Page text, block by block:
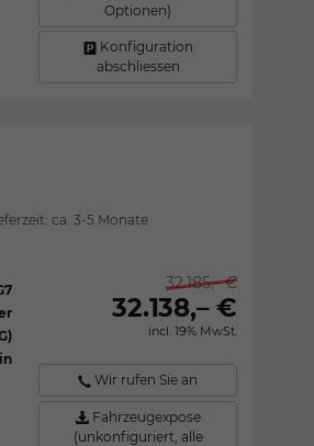
Optionen)
Konfiguration
abschliessen
ca. 3-5 Monate
32.185,– €
32.138,– €
incl. 19% MwSt.
Wir rufen Sie an
Fahrzeugexpose
(unkonfiguriert, alle